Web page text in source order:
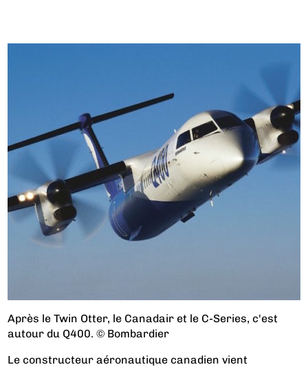
Après le Twin Otter, le Canadair et le C-Series, c'est
autour du Q400. © Bombardier
Le constructeur aéronautique canadien vient